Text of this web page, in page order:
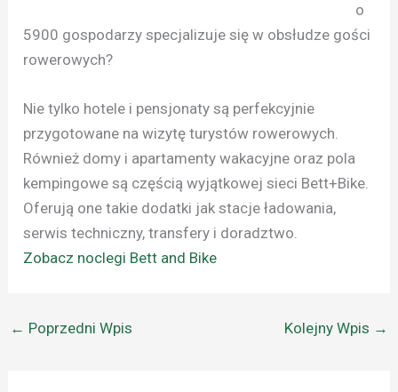
o
5900 gospodarzy specjalizuje się w obsłudze gości
rowerowych?
Nie tylko hotele i pensjonaty są perfekcyjnie
przygotowane na wizytę turystów rowerowych.
Również domy i apartamenty wakacyjne oraz pola
kempingowe są częścią wyjątkowej sieci Bett+Bike.
Oferują one takie dodatki jak stacje ładowania,
serwis techniczny, transfery i doradztwo.
Zobacz noclegi Bett and Bike
← Poprzedni Wpis Kolejny Wpis →